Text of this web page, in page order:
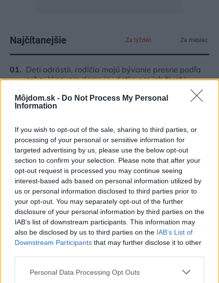
Môjdom.sk - Do Not Process My Personal
Information
If you wish to opt-out of the sale, sharing to third parties, or
processing of your personal or sensitive information for
targeted advertising by us, please use the below opt-out
section to confirm your selection. Please note that after your
opt-out request is processed you may continue seeing
interest-based ads based on personal information utilized by
us or personal information disclosed to third parties prior to
your opt-out. You may separately opt-out of the further
disclosure of your personal information by third parties on the
IAB’s list of downstream participants. This information may
also be disclosed by us to third parties on the IAB’s List of
Downstream Participants that may further disclose it to other
Please note that this website/app uses one or more Google
Personal Data Processing Opt Outs
Najčítanejšie Za týždeň Za mesiac
Deti odrástli, rodičia majú bývanie presne podľa
seba. V novom dome je všetko pre ich život i
Žije pri lese, chová sliepky a uspáva ju rieka.
ako malý raj
Pridajte túto surovinu do prania, obliečky budú
hladšie a pevnejšie. Starý trik z hotelov poznali už
naše babičky
4 domáce triky, ako otvoriť fľašu vína aj bez
vývrtky. Stačí pár vecí, ktoré už máte doma
(video)
K bytu ladili aj škáry v obklade. Majitelia zbúrali
stereotyp, bývanie vyzerá ako z filmov svojského
režiséra
Inšpirácie